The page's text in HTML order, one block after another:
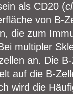
als CD20 (
von B-
die zum
multipler
an. Die
auf die B-
wird die